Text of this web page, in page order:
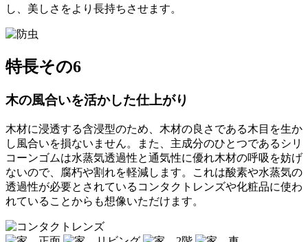
し、美しさをより長持ちさせます。
特長その6
木の風合いを活かした仕上がり
木材に浸透する含浸型のため、木材の良さである木目を生か
し風合いを損ないません。また、主成分のひとつであるシリ
コーンゴムは水蒸気透過性と通気性に優れ木材の呼吸を妨げ
ないので、腐朽や割れを軽減します。これは酸素や水蒸気の
透過性が必要とされているコンタクトレンズや化粧品に使わ
れていることからも想像いただけます。